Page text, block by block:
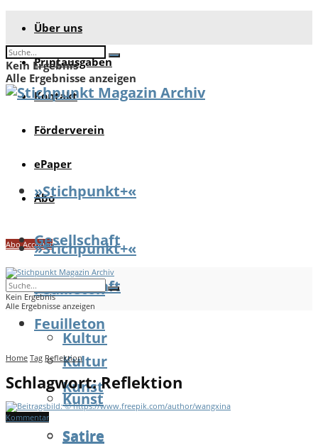
Über uns
Printausgaben
Kontakt
Förderverein
ePaper
Abo
Abo Account
Kein Ergebnis
Alle Ergebnisse anzeigen
»Stichpunkt+«
Gesellschaft
Feuilleton
Kultur
Kunst
Satire
»Stichpunkt+«
Gesellschaft
Feuilleton
Kultur
Kunst
Satire
Kein Ergebnis
Alle Ergebnisse anzeigen
Home Tag Reflektion
Schlagwort:Reflektion
Kommentar